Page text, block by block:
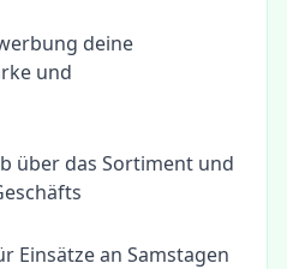
deine
und
über das Sortiment und
Einsätze an Samstagen